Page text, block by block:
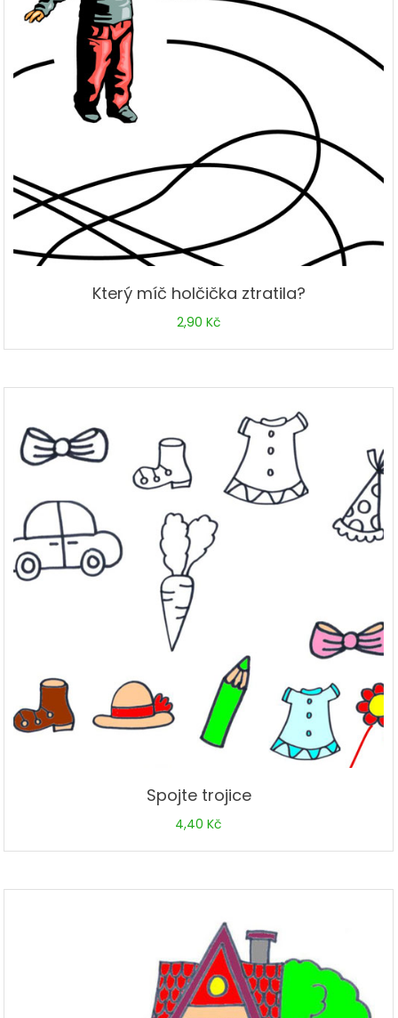
Který míč holčička ztratila?
2,90 Kč
Spojte trojice
4,40Kč